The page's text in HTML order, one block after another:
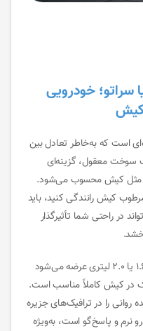
خودرویی
کیش
است که به‌خاطر تعادل بین
سوخت معقول، گزینه‌ای
مثل کیش محسوب می‌شود.
کیش رانندگی کنید، باید
در راحتی شما تأثیرگذار
از نظر فنی، این خودرو معمولاً با موتور ۱.۶ یا ۲.۰ لیتری عرضه می‌شود
در کیش کاملاً مناسب است.
تعویض دنده روانی را در ترافیک‌های جزیره
نرم و پاسخ‌گو است، به‌ویژه